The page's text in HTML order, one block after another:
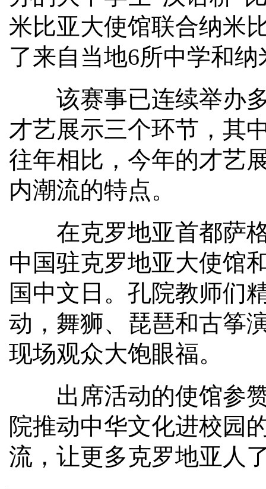
米比亚大使馆联合纳米
了来自当地6所中学和
该赛事已连续举办多
才艺展示三个环节，其
往年相比，今年的才艺
内潮流的特点。
在克罗地亚首都萨格
中国驻克罗地亚大使馆
国中文日。孔院教师们
动，舞狮、琵琶和古筝
现场观众大饱眼福。
出席活动的使馆参赞
院推动中华文化进校园
流，让更多克罗地亚人